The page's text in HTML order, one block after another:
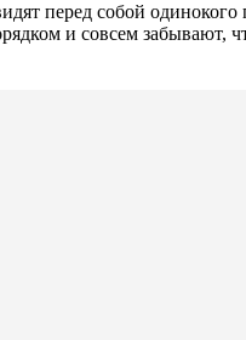
перед собой одинокого
и совсем забывают,